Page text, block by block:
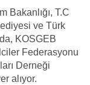
Bakanlığı, T.C
ve Türk
KOSGEB
Federasyonu
Derneği
alıyor.